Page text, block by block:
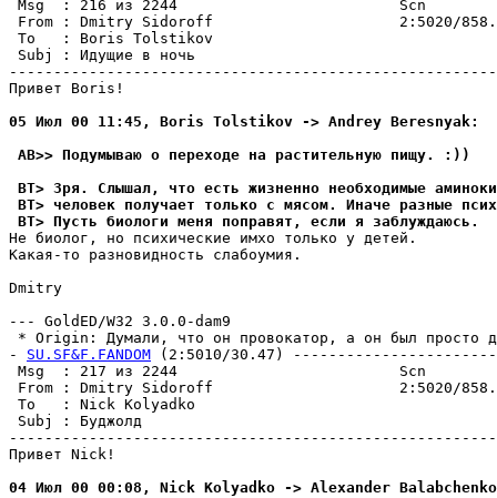
Msg  : 216 из 2244
From : Dmitry Sidoroff                     2:5020/
To   : Boris Tolstikov
Subj : Идyщие
Привет Boris!
05 Июл 00 11:45, Boris Tolstikov -> Andrey Beresnyak:
AB>> Подумываю о переходе на растительную пищу. :))
BT> Зря. Слышал, что есть жизненно необходимые
BT> человек получает только с мясом. Иначе разные
BT> Пусть биологи меня поправят, если я заблуждаюсь.
Не биолог, но психические имхо только у детей.
Какая-то разновидность слабоумия.
Dmitry
--- GoldED/W32 3.0.0-dam9
* Origin: Думали, что он провокатор, а он был просто
- SU.SF&F.FANDOM (2:5010/30.47)
Msg  : 217 из 2244
From : Dmitry Sidoroff                     2:5020/
To   : Nick Kolyadko
Subj :
Привет Nick!
04 Июл 00 00:08, Nick Kolyadko -> Alexander